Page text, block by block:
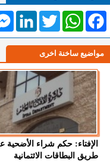
LinkedInTwitterWhatsAppFacebook
مواضيع ساخنة اخرى
الإفتاء: حكم شراء الأضحية
طريق البطاقات الائتمانية